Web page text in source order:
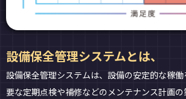
設備保全管理システムとは、
設備保全管理システムは、設備の安定的な稼
要な定期点検や補修などのメンテナンス計画